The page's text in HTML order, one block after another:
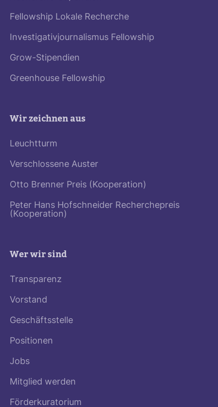
Fellowship Lokale Recherche
Investigativjournalismus Fellowship
Grow-Stipendien
Greenhouse Fellowship
Wir zeichnen aus
Leuchtturm
Verschlossene Auster
Otto Brenner Preis (Kooperation)
Peter Hans Hofschneider Recherchepreis
(Kooperation)
Wer wir sind
Transparenz
Vorstand
Geschäftsstelle
Positionen
Jobs
Mitglied werden
Förderkuratorium